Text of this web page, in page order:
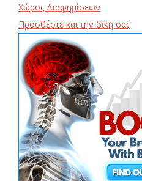
Χώρος Διαφημίσεων
Προσθέστε και την δική σας